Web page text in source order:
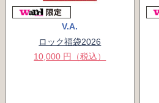
V.A.
ロック福袋2026
10,000 円（税込）